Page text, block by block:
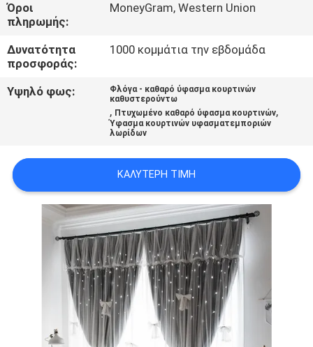
ΖΗΤΉΣΤΕ
ΑΠΌΣΠΑΣΜΑ
SITEMAP
POLICY
Όροι
πληρωμής:
MoneyGram, Western Union
Δυνατότητα
προσφοράς:
1000 κομμάτια την εβδομάδα
Υψηλό φως:
Φλόγα - καθαρό ύφασμα κουρτινών
καθυστερούντω
, Πτυχωμένο καθαρό ύφασμα κουρτινών,
Ύφασμα κουρτινών υφασματεμποριών
λωρίδων
ΚΑΛΎΤΕΡΗ ΤΙΜΉ